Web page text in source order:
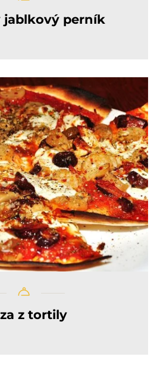
jablkový perník
z tortily